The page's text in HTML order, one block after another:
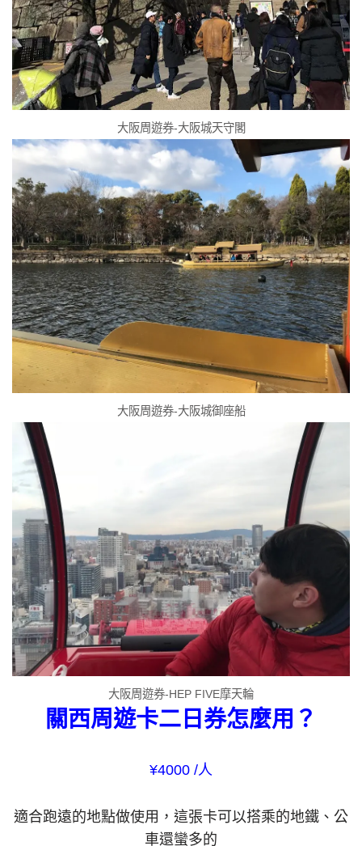
大阪周遊券-大阪城天守閣
大阪周遊券-大阪城御座船
大阪周遊券-HEP FIVE摩天輪
關西周遊卡二日券怎麼用？
¥4000 /人
適合跑遠的地點做使用，這張卡可以搭乘的地鐵、公
車還蠻多的